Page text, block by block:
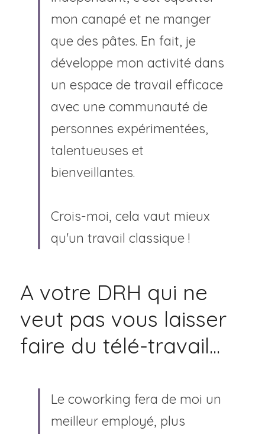
mon canapé et ne manger
que des pâtes. En fait, je
développe mon activité dans
un espace de travail efficace
avec une communauté de
personnes expérimentées,
talentueuses et
bienveillantes.
Crois-moi, cela vaut mieux
qu'un travail classique !
A votre DRH qui ne
veut pas vous laisser
faire du télé-travail...
Le coworking fera de moi un
meilleur employé, plus